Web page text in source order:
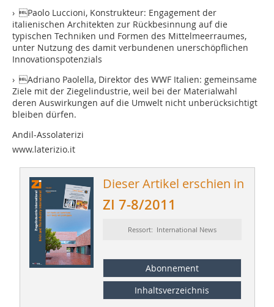
› Paolo Luccioni, Konstrukteur: Engagement der
italienischen Architekten zur Rückbesinnung auf die
typischen Techniken und Formen des Mittelmeerraumes,
unter Nutzung des damit verbundenen unerschöpflichen
Innova­tionspotenzials
› Adriano Paolella, Direktor des WWF Italien: gemeinsame
Ziele mit der Ziegel­industrie, weil bei der Materialwahl
deren Auswirkungen auf die Umwelt nicht unberücksichtigt
bleiben dürfen.
Andil-Assolaterizi
www.laterizio.it
Dieser Artikel erschien in
ZI 7-8/2011
Ressort: International News
Abonnement
Inhaltsverzeichnis